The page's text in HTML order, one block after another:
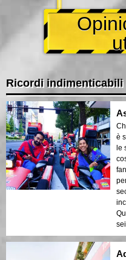
Ricordi indimenticabili
è
le